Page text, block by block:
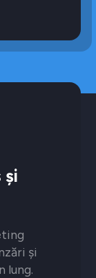
și
și
lung.